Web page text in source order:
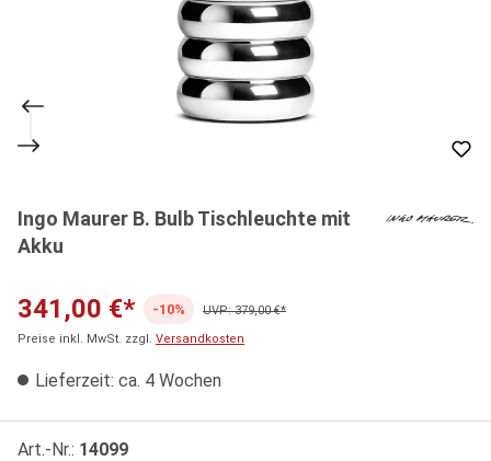
Ingo Maurer B. Bulb Tischleuchte mit
Akku
341,00 €* -10%
UVP: 379,00 €*
Preise inkl. MwSt. zzgl. Versandkosten
Lieferzeit: ca. 4 Wochen
Art.-Nr.: 14099